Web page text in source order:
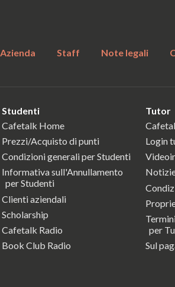
Azienda Staff Note legali
Studenti
Cafetalk Home
Prezzi/Acquisto di punti
Condizioni generali per Studenti
Informativa sull'Annullamento
per Studenti
Clienti aziendali
Scholarship
Cafetalk Radio
Book Club Radio
Tutor
Login
per
Sul